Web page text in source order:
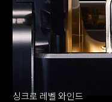
싱크로 레벨 와인드